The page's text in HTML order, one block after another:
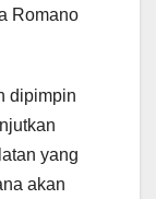
Romano
dipimpin
yang
akan